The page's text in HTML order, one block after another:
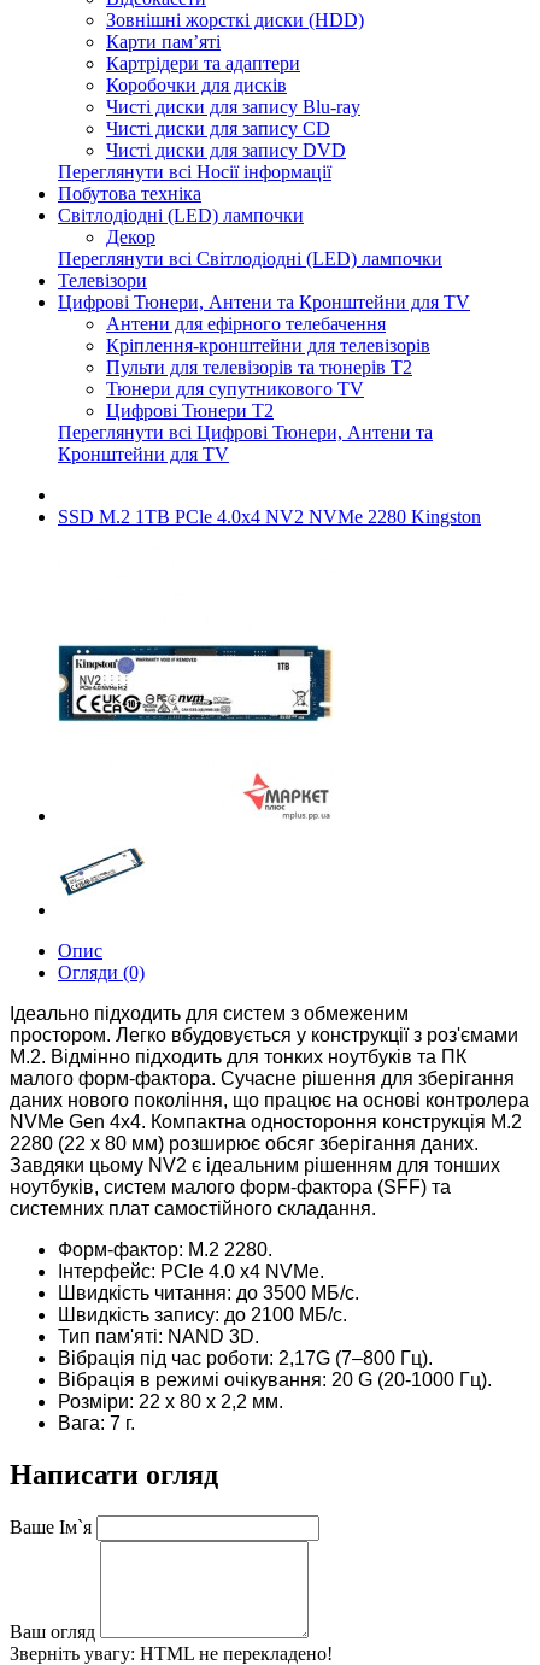
Зовнішні жорсткі диски (HDD)
Карти пам’яті
Картрідери та адаптери
Коробочки для дисків
Чисті диски для запису Blu-ray
Чисті диски для запису CD
Чисті диски для запису DVD
Переглянути всі Носії інформації
Побутова техніка
Світлодіодні (LED) лампочки
Декор
Переглянути всі Світлодіодні (LED) лампочки
Телевізори
Цифрові Тюнери, Антени та Кронштейни для TV
Антени для ефірного телебачення
Кріплення-кронштейни для телевізорів
Пульти для телевізорів та тюнерів T2
Тюнери для супутникового TV
Цифрові Тюнери T2
Переглянути всі Цифрові Тюнери, Антени та
Кронштейни для TV
SSD M.2 1TB PCle 4.0x4 NV2 NVMe 2280 Kingston
Опис
Огляди (0)
Ідеально підходить для систем з обмеженим
простором. Легко вбудовується у конструкції з роз'ємами
M.2. Відмінно підходить для тонких ноутбуків та ПК
малого форм-фактора. Сучасне рішення для зберігання
даних нового покоління, що працює на основі контролера
NVMe Gen 4x4. Компактна одностороння конструкція M.2
2280 (22 x 80 мм) розширює обсяг зберігання даних.
Завдяки цьому NV2 є ідеальним рішенням для тонших
ноутбуків, систем малого форм-фактора (SFF) та
системних плат самостійного складання.
Форм-фактор: M.2 2280.
Інтерфейс: PCIe 4.0 x4 NVMe.
Швидкість читання: до 3500 МБ/с.
Швидкість запису: до 2100 МБ/с.
Тип пам'яті: NAND 3D.
Вібрація під час роботи: 2,17G (7–800 Гц).
Вібрація в режимі очікування: 20 G (20-1000 Гц).
Розміри: 22 x 80 x 2,2 мм.
Вага: 7 г.
Написати огляд
Ваше Ім`я
Ваш огляд
Зверніть увагу: HTML не перекладено!